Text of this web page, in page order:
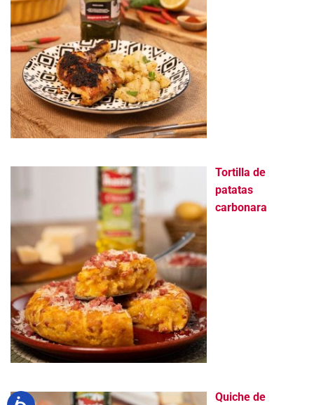
Tortilla de
patatas
carbonara
Quiche de